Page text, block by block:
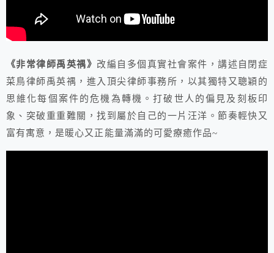
《非常律師禹英禑》 改編自多個真實社會案件，講述自閉症
菜鳥律師禹英禑，進入頂尖律師事務所，以其獨特又聰穎的
思維化每個案件的危機為轉機。打破世人的偏見及刻板印
象、突破重重難關，找到屬於自己的一片汪洋。節奏輕快又
富有寓意，是暖心又正能量滿滿的可愛療癒作品~